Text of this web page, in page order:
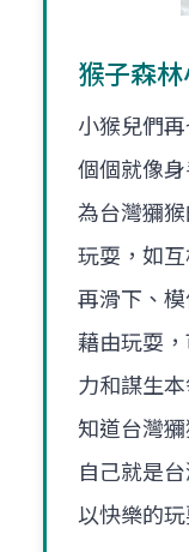
猴子森林
小猴兒們
個個就像
為台灣獼
玩耍，如
再滑下、
藉由玩耍
力和謀生
知道台灣
自己就是
以快樂的玩